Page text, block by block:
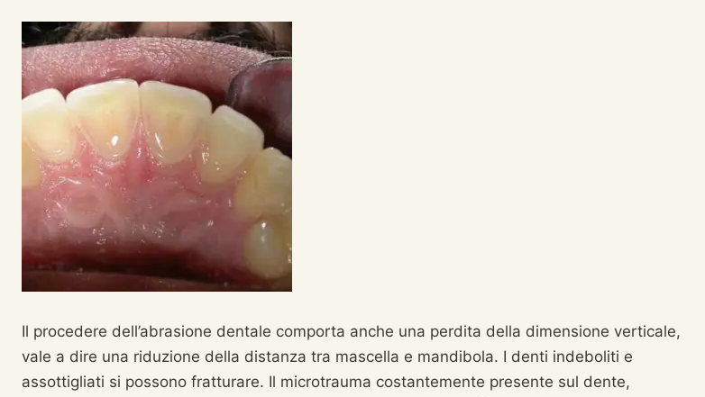
Il procedere dell’abrasione dentale comporta anche una perdita della dimensione verticale,
vale a dire una riduzione della distanza tra mascella e mandibola. I denti indeboliti e
assottigliati si possono fratturare. Il microtrauma costantemente presente sul dente,